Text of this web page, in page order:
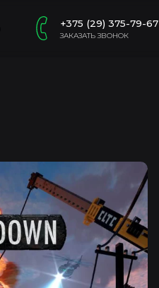
+375 (29) 375-79-67
ЗАКАЗАТЬ ЗВОНОК